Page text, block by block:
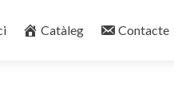
Catàleg Contacte